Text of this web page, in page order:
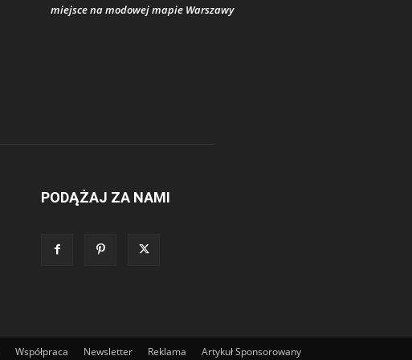
miejsce na modowej mapie Warszawy
PODĄŻAJ ZA NAMI
Współpraca Newsletter Reklama Artykuł Sponsorowany